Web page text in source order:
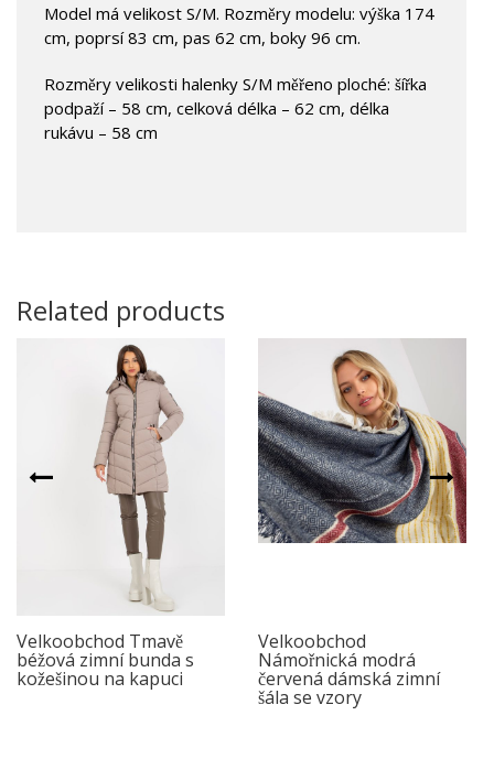
Model má velikost S/M. Rozměry modelu: výška 174
cm, poprsí 83 cm, pas 62 cm, boky 96 cm.
Rozměry velikosti halenky S/M měřeno ploché: šířka
podpaží – 58 cm, celková délka – 62 cm, délka
rukávu – 58 cm
Related products
Velkoobchod Tmavě
béžová zimní bunda s
kožešinou na kapuci
Velkoobchod
Námořnická modrá
červená dámská zimní
šála se vzory